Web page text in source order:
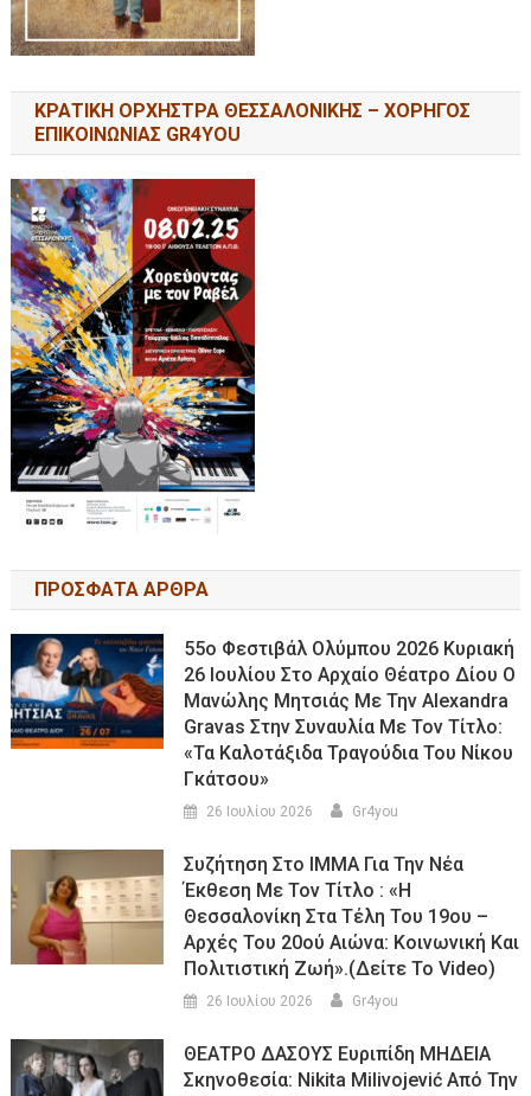
ΚΡΑΤΙΚΗ ΟΡΧΗΣΤΡΑ ΘΕΣΣΑΛΟΝΙΚΗΣ – ΧΟΡΗΓΟΣ
ΕΠΙΚΟΙΝΩΝΙΑΣ GR4YOU
ΠΡΟΣΦΑΤΑ ΑΡΘΡΑ
55ο Φεστιβάλ Ολύμπου 2026 Κυριακή
26 Ιουλίου Στο Αρχαίο Θέατρο Δίου Ο
Μανώλης Μητσιάς Με Την Alexandra
Gravas Στην Συναυλία Με Τον Τίτλο:
«τα Καλοτάξιδα Τραγούδια Του Νίκου
Γκάτσου»
26 Ιουλίου 2026 Gr4you
Συζήτηση Στο ΙΜΜΑ Για Την Νέα
Έκθεση Με Τον Τίτλο : «Η
Θεσσαλονίκη Στα Τέλη Του 19ου –
Αρχές Του 20ού Αιώνα: Κοινωνική Και
Πολιτιστική Ζωή».(Δείτε Το Video)
26 Ιουλίου 2026 Gr4you
ΘΕΑΤΡΟ ΔΑΣΟΥΣ Ευριπίδη ΜΗΔΕΙΑ
Σκηνοθεσία: Nikita Milivojević Από Την